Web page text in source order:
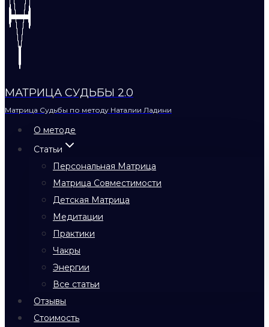
МАТРИЦА СУДЬБЫ 2.0
Матрица Судьбы по методу Наталии Ладини
О методе
Статьи
Персональная Матрица
Матрица Совместимости
Детская Матрица
Медитации
Практики
Чакры
Энергии
Все статьи
Отзывы
Стоимость